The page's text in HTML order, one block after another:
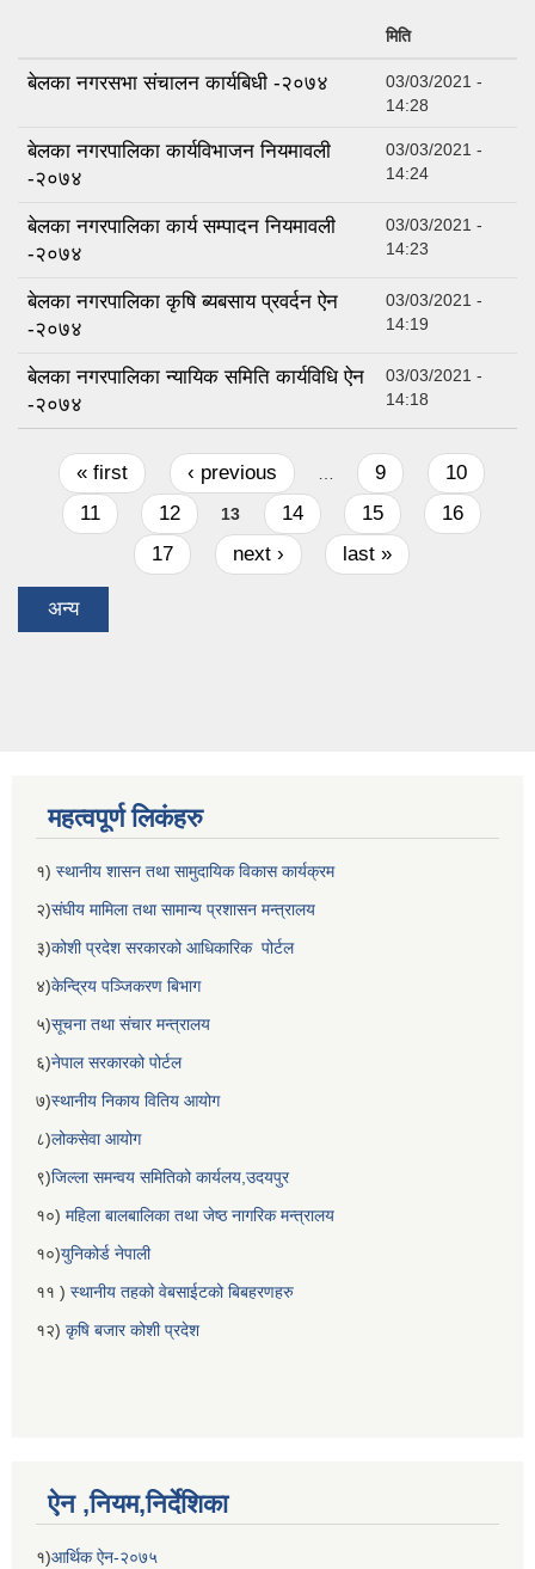
मिति
बेलका नगरसभा संचालन कार्यबिधी -२०७४
03/03/2021 -
14:28
बेलका नगरपालिका कार्यविभाजन नियमावली
-२०७४
03/03/2021 -
14:24
बेलका नगरपालिका कार्य सम्पादन नियमावली
-२०७४
03/03/2021 -
14:23
बेलका नगरपालिका कृषि ब्यबसाय प्रवर्दन ऐन
-२०७४
03/03/2021 -
14:19
बेलका नगरपालिका न्यायिक समिति कार्यविधि ऐन
-२०७४
03/03/2021 -
14:18
Pages
« first ‹ previous 9
10
11
12 13 14 15
16
17
next › last »
अन्य
महत्वपूर्ण लिकंहरु
१) स्थानीय शासन तथा सामुदायिक विकास कार्यक्रम
२)संघीय मामिला तथा सामान्य प्रशासन मन्त्रालय
३)कोशी प्रदेश सरकारको आधिकारिक पोर्टल
४)केन्द्रिय पञ्जिकरण बिभाग
५)सूचना तथा संचार मन्त्रालय
६)नेपाल सरकारको पोर्टल
७)स्थानीय निकाय वितिय आयोग
८)लोकसेवा आयोग
९)जिल्ला समन्वय समितिको कार्यलय,उदयपुर
१०) महिला बालबालिका तथा जेष्ठ नागरिक मन्त्रालय
१०)युनिकोर्ड नेपाली
११ ) स्थानीय तहको वेबसाईटको बिबहरणहरु
१२) कृषि बजार कोशी प्रदेश
ऐन ,नियम,निर्देशिका
१)आर्थिक ऐन-२०७५